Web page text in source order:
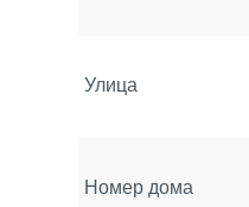
Улица
Номер дома